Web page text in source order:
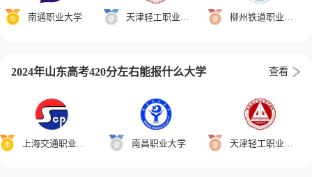
南通职业大学 天津轻工职业技术学院 柳州铁道职业技术学院
2024年山东高考420分左右能报什么大学 查看
上海交通职业技术学院 南昌职业大学 天津轻工职业技术学院